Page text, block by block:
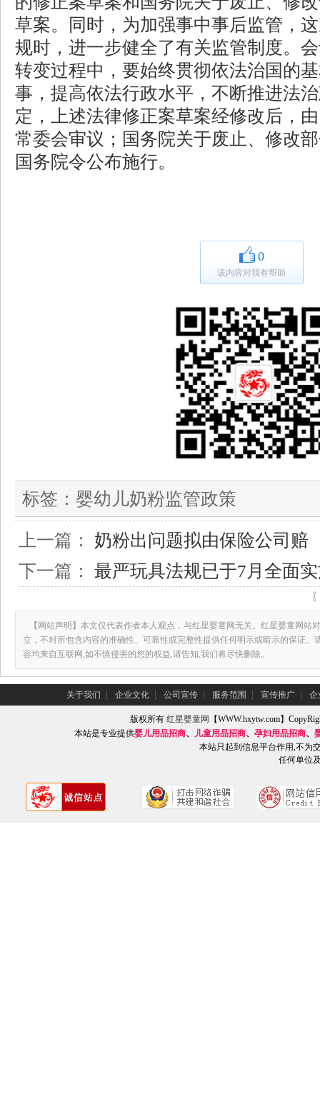
草案。同时，为加强事中事后监管，
规时，进一步健全了有关监管制度。
转变过程中，要始终贯彻依法治国的
事，提高依法行政水平，不断推进法
定，上述法律修正案草案经修改后，
常委会审议；国务院关于废止、修改
国务院令公布施行。
0
该内容对我有帮助
标签： 婴幼儿奶粉监管政策
上一篇： 奶粉出问题拟由保险公司赔
下一篇： 最严玩具法规已于7月全面
【网站声明】本文仅代表作者本人观点，与红星婴童网无关。红星婴童网站
立，不对所包含内容的准确性、可靠性或完整性提供任何明示或暗示的保证。
容均来自互联网,如不慎侵害的您的权益,请告知,我们将尽快删除。
关于我们 ┆ 企业文化 ┆ 公司宣传 ┆ 服务范围 ┆ 宣传推广 ┆ 企
版权所有红星婴童网
【WWW.hxytw.com】
本站是专业提供婴儿用品招商、 儿童用品招商、 孕妇用品招商、
本站只起到信息平台作用,不为
任何单位